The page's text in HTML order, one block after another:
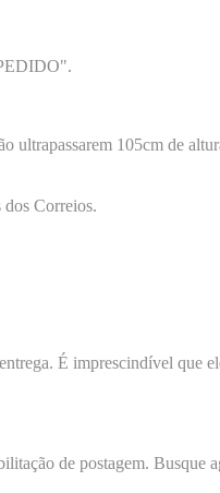
ultrapassarem 105cm de
dos Correios.
É imprescindível que
de postagem. Busque